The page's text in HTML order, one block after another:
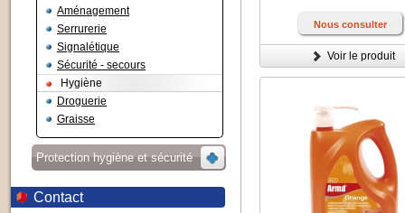
Aménagement
Serrurerie
Signalétique
Sécurité - secours
Hygiène
Droguerie
Graisse
Protection hygiène et sécurité
Contact
Nous consulter
Voir le produit